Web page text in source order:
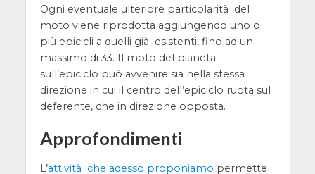
Ogni eventuale ulteriore particolarità del
moto viene riprodotta aggiungendo uno o
più epicicli a quelli già esistenti, fino ad un
massimo di 33. Il moto del pianeta
sull’epiciclo può avvenire sia nella stessa
direzione in cui il centro dell’epiciclo ruota sul
deferente, che in direzione opposta.
Approfondimenti
L’attività che adesso proponiamo permette